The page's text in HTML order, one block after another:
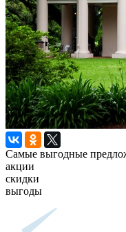
Самые выгодные
акции
скидки
выгоды